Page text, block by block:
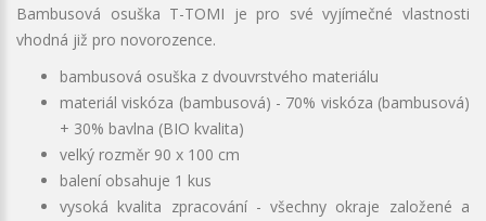
Bambusová osuška T-TOMI je pro své vyjímečné vlastnosti
vhodná již pro novorozence.
bambusová osuška z dvouvrstvého materiálu
materiál viskóza (bambusová) - 70% viskóza (bambusová)
+ 30% bavlna (BIO kvalita)
velký rozměr 90 x 100 cm
balení obsahuje 1 kus
vysoká kvalita zpracování - všechny okraje založené a